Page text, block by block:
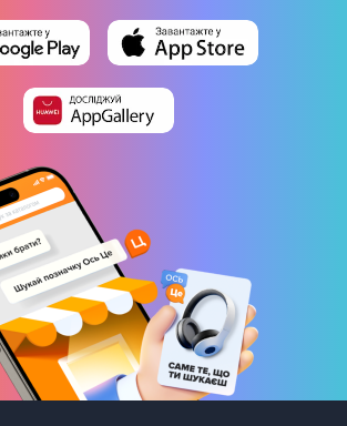
326 ppi
дисплей Retina (до 2000 нит)
якщо дивитися під кутом